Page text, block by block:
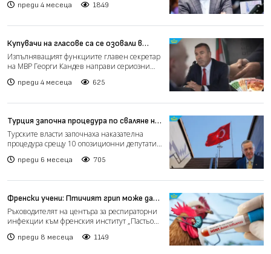
преди 4 месеца 1849
Купувачи на гласове са се озовали в
листите за депутати (видео)
Изпълняващият функциите главен секретар
на МВР Георги Кандев направи сериозни
преди 4 месеца 625
Турция започна процедура по сваляне на
имунитета на 10 опозиционни
депутати
Турските власти започнаха наказателна
процедура срещу 10 опозиционни депутати,
преди 6 месеца 705
Френски учени: Птичият грип може да
отключи пандемия, по-тежка от Covid-
19
Ръководителят на центъра за респираторни
инфекции към френския институт „Пастьор“
преди 8 месеца 1149